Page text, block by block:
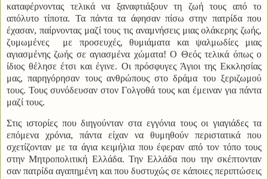
καταφέρνοντας τελικά να ξαναφτιάξουν τη ζωή τους από το
απόλυτο τίποτα. Τα πάντα τα άφησαν πίσω στην πατρίδα που
έχασαν, παίρνοντας μαζί τους τις αναμνήσεις μιας ολάκερης ζωής,
ζυμωμένες
με προσευχές, θυμιάματα και ψαλμωδίες μιας
αγιασμένης ζωής σε αγιασμένα χώματα! Ο Θεός τελικά όπως ο
ίδιος θέλησε έτσι και έγινε. Οι πρόσφυγες Άγιοι της Εκκλησίας
μας, παρηγόρησαν τους ανθρώπους στο δράμα του ξεριζωμού
τους. Τους συνόδευσαν στον Γολγοθά τους και έμειναν για πάντα
μαζί τους.
Στις ιστορίες που διηγούνταν στα εγγόνια τους οι γιαγιάδες τα
επόμενα χρόνια, πάντα είχαν να θυμηθούν περιστατικά που
σχετίζονταν με τα άγια κειμήλια που έφεραν από τον τόπο τους
στην Μητροπολιτική Ελλάδα. Την Ελλάδα που την σκέπτονταν
σαν πατρίδα αγαπημένη και που δυστυχώς σε κάποιες περιπτώσεις